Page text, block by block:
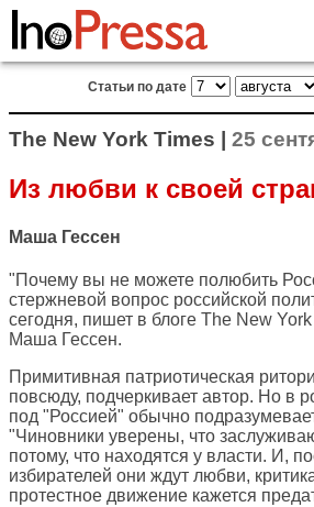
Статьи по дате
The New York Times | 25
Из любви к своей
Маша Гессен
"Почему вы не можете полюбить
стержневой вопрос российской
сегодня, пишет в блоге The New
Маша Гессен.
Примитивная патриотическая
повсюду, подчеркивает автор. Но в
под "Россией" обычно
"Чиновники уверены, что
потому, что находятся у власти. И,
избирателей они ждут любви,
протестное движение кажется